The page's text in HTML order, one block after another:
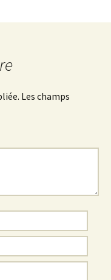
Les champs